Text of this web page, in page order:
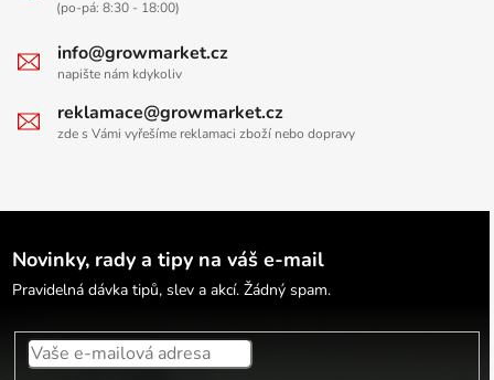
(po-pá: 8:30 - 18:00)
info@growmarket.cz
napište nám kdykoliv
reklamace@growmarket.cz
zde s Vámi vyřešíme reklamaci zboží nebo dopravy
Novinky, rady a tipy na váš e-mail
Pravidelná dávka tipů, slev a akcí. Žádný spam.